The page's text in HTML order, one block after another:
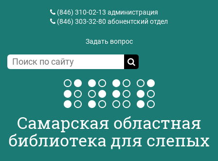
(846) 310-02-13 администрация
(846) 303-32-80 абонентский отдел
Задать вопрос
Самарская областная
библиотека для слепых